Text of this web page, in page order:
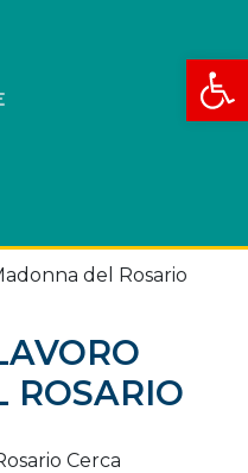
Apri
del Rosario
ROSARIO
Cerca